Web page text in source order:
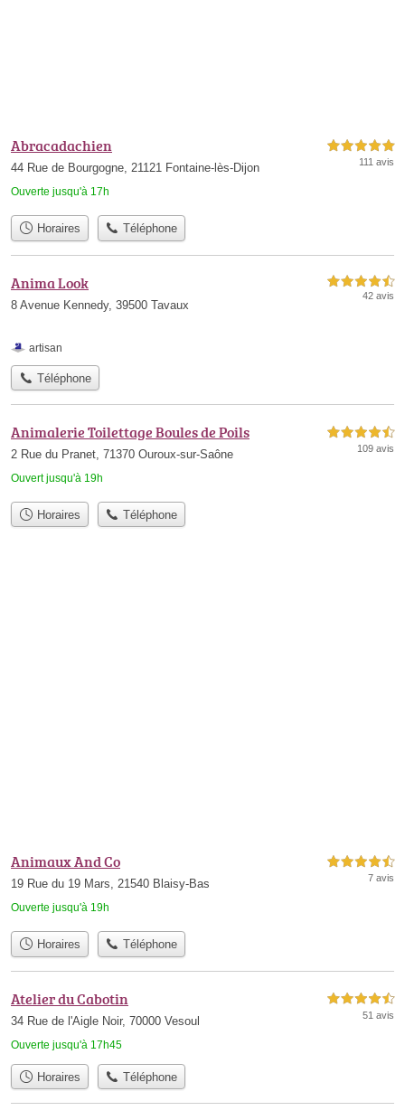
Abracadachien
44 Rue de Bourgogne, 21121 Fontaine-lès-Dijon
Ouverte jusqu'à 17h
5,0 étoiles sur 5
111 avis
Horaires Téléphone
Anima Look
8 Avenue Kennedy, 39500 Tavaux
4,5 étoiles sur 5
42 avis
artisan
Téléphone
Animalerie Toilettage Boules de Poils
2 Rue du Pranet, 71370 Ouroux-sur-Saône
Ouvert jusqu'à 19h
4,5 étoiles sur 5
109 avis
Horaires Téléphone
Animaux And Co
19 Rue du 19 Mars, 21540 Blaisy-Bas
Ouverte jusqu'à 19h
4,5 étoiles sur 5
7 avis
Horaires Téléphone
Atelier du Cabotin
34 Rue de l'Aigle Noir, 70000 Vesoul
Ouverte jusqu'à 17h45
4,5 étoiles sur 5
51 avis
Horaires Téléphone